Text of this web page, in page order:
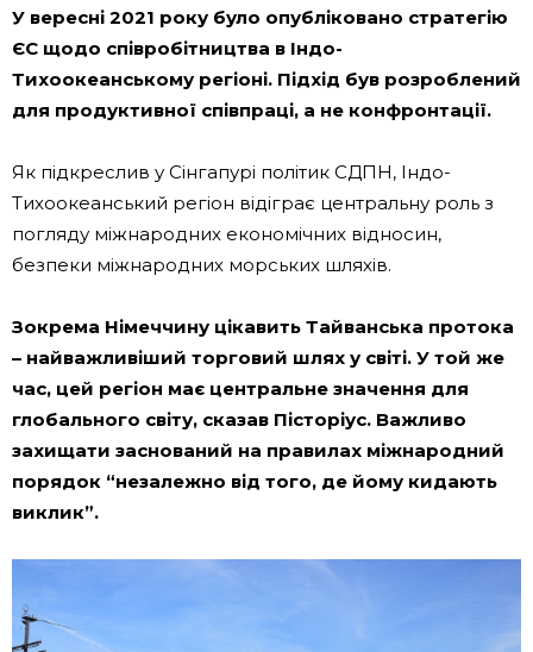
У вересні 2021 року було опубліковано стратегію
ЄС щодо співробітництва в Індо-
Тихоокеанському регіоні. Підхід був розроблений
для продуктивної співпраці, а не конфронтації.
Як підкреслив у Сінгапурі політик СДПН, Індо-
Тихоокеанський регіон відіграє центральну роль з
погляду міжнародних економічних відносин,
безпеки міжнародних морських шляхів.
Зокрема Німеччину цікавить Тайванська протока
– найважливіший торговий шлях у світі. У той же
час, цей регіон має центральне значення для
глобального світу, сказав Пісторіус. Важливо
захищати заснований на правилах міжнародний
порядок “незалежно від того, де йому кидають
виклик”.